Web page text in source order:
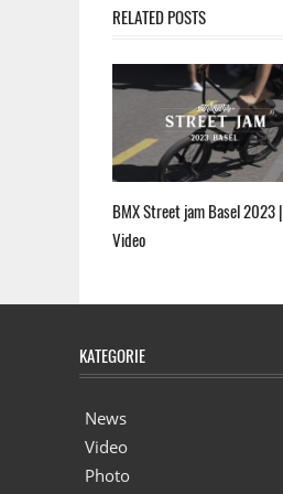
RELATED POSTS
BMX Street jam Basel 2023 |
Video
KATEGORIE
News
Video
Photo